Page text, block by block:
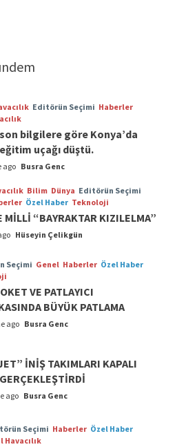
Editörün Seçimi Haberler
son bilgilere göre Konya’da
uçağı düştü.
ago Busra Genc
Bilim Dünya Editörün Seçimi
Özel Haber Teknoloji
MİLLİ “BAYRAKTAR KIZILELMA”
Hüseyin Çelikgün
Seçimi Genel Haberler Özel Haber
VE PATLAYICI
BÜYÜK PATLAMA
ago Busra Genc
İNİŞ TAKIMLARI KAPALI
ago Busra Genc
Seçimi Haberler Özel Haber
Havacılık